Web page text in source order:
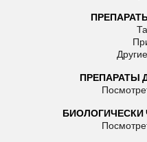
ПРЕПАРАТЫ
БИОЛОГИЧЕСКИ